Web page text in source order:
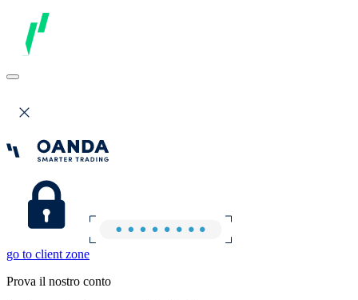
go to client zone
Prova il nostro conto